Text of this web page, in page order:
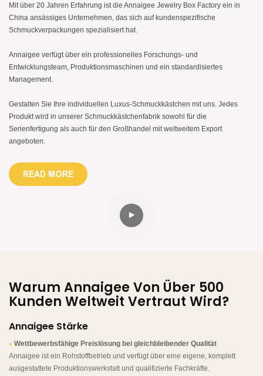
Mit über 20 Jahren Erfahrung ist die Annaigee Jewelry Box Factory ein in
China ansässiges Unternehmen, das sich auf kundenspezifische
Schmuckverpackungen spezialisiert hat.
Annaigee verfügt über ein professionelles Forschungs- und
Entwicklungsteam, Produktionsmaschinen und ein standardisiertes
Management.
Gestalten Sie Ihre individuellen Luxus-Schmuckkästchen mit uns. Jedes
Produkt wird in unserer Schmuckkästchenfabrik sowohl für die
Serienfertigung als auch für den Großhandel mit weltweitem Export
angeboten.
READ MORE
Warum Annaigee Von Über 500
Kunden Weltweit Vertraut Wird?
Annaigee Stärke
● Wettbewerbsfähige Preislösung bei gleichbleibender Qualität
Annaigee ist ein Rohstoffbetrieb und verfügt über eine eigene, komplett
ausgestattete Produktionswerkstatt und qualifizierte Fachkräfte.